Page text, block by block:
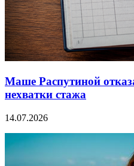
Маше Распутиной
нехватки стажа
14.07.2026